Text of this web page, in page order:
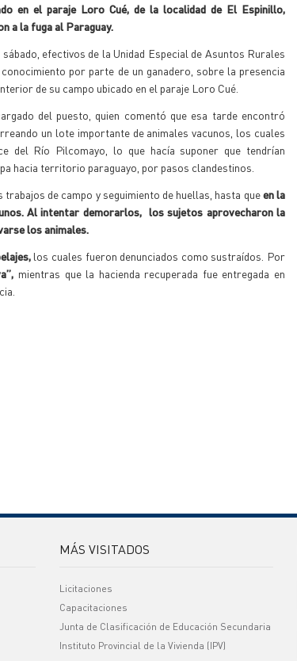
en el paraje Loro Cué, de la localidad de El Espinillo,
a la fuga al Paraguay.
efectivos de la Unidad Especial de Asuntos Rurales
por parte de un ganadero, sobre la presencia
de su campo ubicado en el paraje Loro Cué.
del puesto, quien comentó que esa tarde encontró
un lote importante de animales vacunos, los cuales
del Río Pilcomayo, lo que hacía suponer que tendrían
hacia territorio paraguayo, por pasos clandestinos.
de campo y seguimiento de huellas, hasta queen la
Al intentar demorarlos, los sujetos aprovecharon la
los animales.
los cuales fueron denunciados como sustraídos. Por
mientras que la hacienda recuperada fue entregada en
MÁS VISITADOS
Licitaciones
Capacitaciones
Junta de Clasificación de Educación Secundaria
Instituto Provincial de la Vivienda (IPV)